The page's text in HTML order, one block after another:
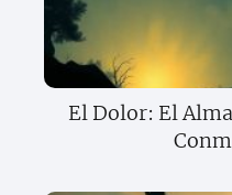
El Dolor: El